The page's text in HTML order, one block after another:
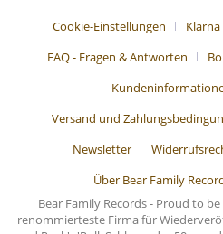
Cookie-Einstellungen
FAQ - Fragen & Antworten
Versand und
Newsletter
Über Bear Family
Bear Family Records - Proud to
renommierteste Firma für